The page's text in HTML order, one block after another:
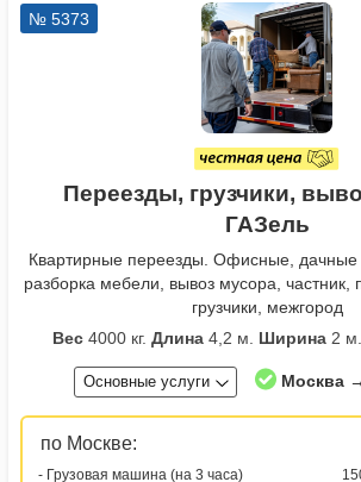
№ 5373
Переезды, грузчики,
ГАЗель
Квартирные переезды. Офисные, дачные
разборка мебели, вывоз мусора, частник,
грузчики, межгород
Вес 4000 кг. Длина 4,2 м. Ширина 2 м.
Основные услуги Москва
по Москве:
- Грузовая машина (на 3 часа)